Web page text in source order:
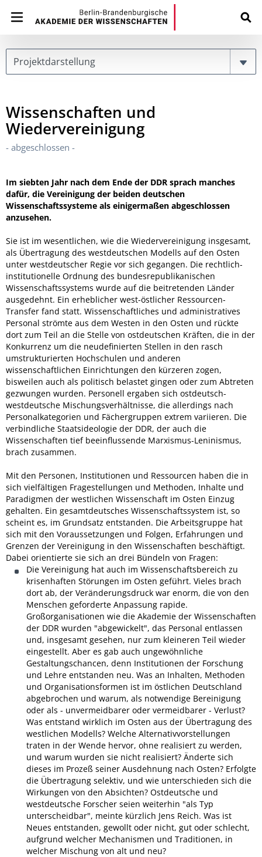
Page
Wissenschaften und
Wiedervereinigung
- abgeschlossen -
Im siebten Jahr nach dem Ende der DDR sprach manches
dafür, die Vereinigung der beiden deutschen
Wissenschaftssysteme als einigermaßen abgeschlossen
anzusehen.
Sie ist im wesentlichen, wie die Wiedervereinigung insgesamt,
als Übertragung des westdeutschen Modells auf den Osten
unter westdeutscher Regie vor sich gegangen. Die rechtlich-
institutionelle Ordnung des bundesrepublikanischen
Wissenschaftssystems wurde auf die beitretenden Länder
ausgedehnt. Ein erheblicher west-östlicher Ressourcen-
Transfer fand statt. Wissenschaftliches und administratives
Personal strömte aus dem Westen in den Osten und rückte
dort zum Teil an die Stelle von ostdeutschen Kräften, die in der
Konkurrenz um die neudefinierten Stellen in den rasch
umstrukturierten Hochschulen und anderen
wissenschaftlichen Einrichtungen den kürzeren zogen,
bisweilen auch als politisch belastet gingen oder zum Abtreten
gezwungen wurden. Personell ergaben sich ostdeutsch-
westdeutsche Mischungsverhältnisse, die allerdings nach
Personalkategorien und Fächergruppen extrem variieren. Die
verbindliche Staatsideologie der DDR, der auch die
Wissenschaften tief beeinflussende Marxismus-Leninismus,
brach zusammen.
Mit den Personen, Institutionen und Ressourcen haben die in
sich vielfältigen Fragestellungen und Methoden, Inhalte und
Paradigmen der westlichen Wissenschaft im Osten Einzug
gehalten. Ein gesamtdeutsches Wissenschaftssystem ist, so
scheint es, im Grundsatz entstanden. Die Arbeitsgruppe hat
sich mit den Voraussetzungen und Folgen, Erfahrungen und
Grenzen der Vereinigung in den Wissenschaften beschäftigt.
Dabei orientierte sie sich an drei Bündeln von Fragen:
Die Vereinigung hat auch im Wissenschaftsbereich zu
krisenhaften Störungen im Osten geführt. Vieles brach
dort ab, der Veränderungsdruck war enorm, die von den
Menschen geforderte Anpassung rapide.
Großorganisationen wie die Akademie der Wissenschaften
der DDR wurden "abgewickelt", das Personal entlassen
und, insgesamt gesehen, nur zum kleineren Teil wieder
eingestellt. Aber es gab auch ungewöhnliche
Gestaltungschancen, denn Institutionen der Forschung
und Lehre entstanden neu. Was an Inhalten, Methoden
und Organisationsformen ist im östlichen Deutschland
abgebrochen und warum, als notwendige Bereinigung
oder als - unvermeidbarer oder vermeidbarer - Verlust?
Was entstand wirklich im Osten aus der Übertragung des
westlichen Modells? Welche Alternativvorstellungen
traten in der Wende hervor, ohne realisiert zu werden,
und warum wurden sie nicht realisiert? Änderte sich
dieses im Prozeß seiner Ausdehnung nach Osten? Erfolgte
die Übertragung selektiv, und wie unterschieden sich die
Wirkungen von den Absichten? Ostdeutsche und
westdeutsche Forscher seien weiterhin "als Typ
unterscheidbar", meinte kürzlich Jens Reich. Was ist
Neues entstanden, gewollt oder nicht, gut oder schlecht,
aufgrund welcher Mechanismen und Traditionen, in
welcher Mischung von alt und neu?